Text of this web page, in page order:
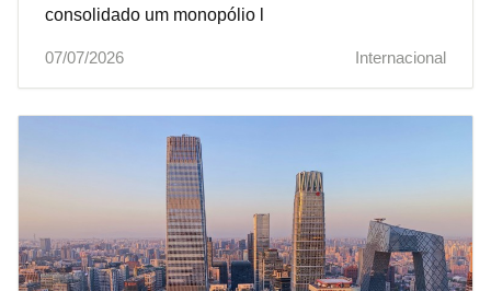
consolidado um monopólio l
07/07/2026 Internacional